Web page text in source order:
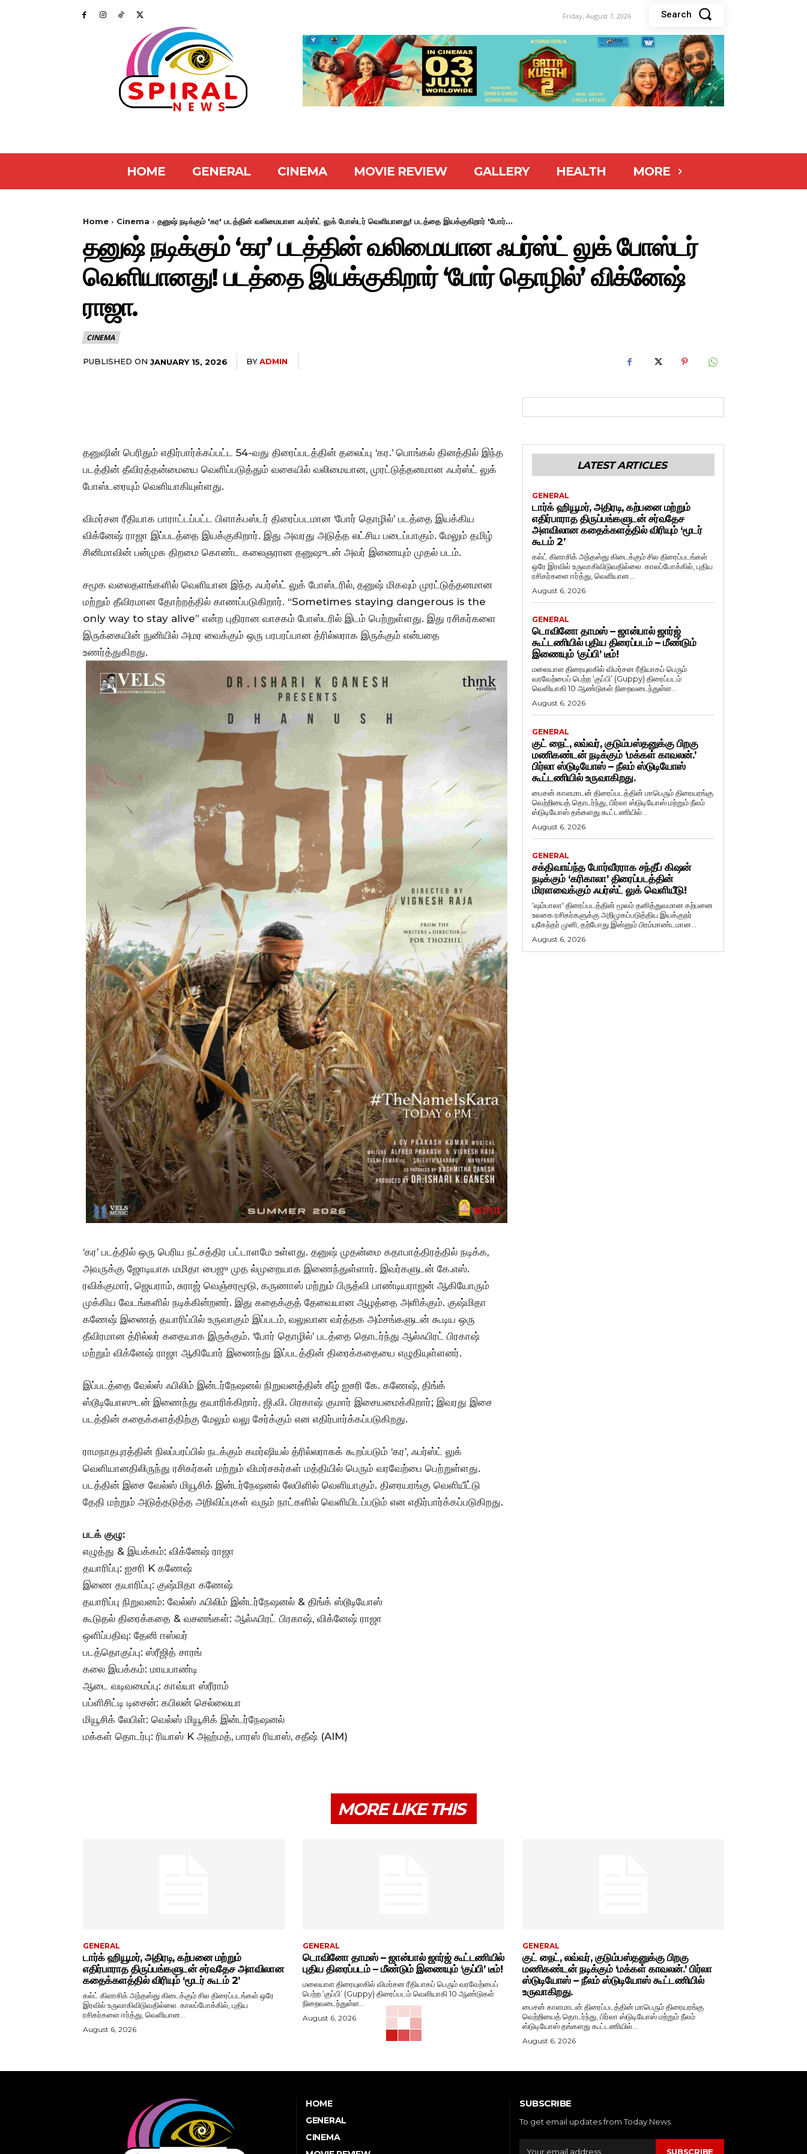
Friday, August 7, 2026 Search
HOME GENERAL CINEMA MOVIE REVIEW GALLERY HEALTH MORE
Home Cinema தனுஷ் நடிக்கும் 'கர' படத்தின் வலிமையான ஃபர்ஸ்ட் லுக் போஸ்டர் வெளியானது! படத்தை இயக்குகிறார் 'போர்...
தனுஷ் நடிக்கும் ‘கர’ படத்தின் வலிமையான ஃபர்ஸ்ட் லுக் போஸ்டர்
வெளியானது! படத்தை இயக்குகிறார் ‘போர் தொழில்’ விக்னேஷ்
ராஜா.
CINEMA
PUBLISHED ON JANUARY 15, 2026 BYADMIN
தனுஷின் பெரிதும் எதிர்பார்க்கப்பட்ட 54-வது திரைப்படத்தின் தலைப்பு ‘கர.’ பொங்கல் தினத்தில் இந்த
படத்தின் தீவிரத்தன்மையை வெளிப்படுத்தும் வகையில் வலிமையான, முரட்டுத்தனமான ஃபர்ஸ்ட் லுக்
போஸ்டரையும் வெளியாகியுள்ளது.
விமர்சன ரீதியாக பாராட்டப்பட்ட பிளாக்பஸ்டர் திரைப்படமான ‘போர் தொழில்’ படத்தை இயக்கிய
விக்னேஷ் ராஜா இப்படத்தை இயக்குகிறார். இது அவரது அடுத்த லட்சிய படைப்பாகும். மேலும் தமிழ்
சினிமாவின் பன்முக திறமை கொண்ட கலைஞரான தனுஷுடன் அவர் இணையும் முதல் படம்.
சமூக வலைதளங்களில் வெளியான இந்த ஃபர்ஸ்ட் லுக் போஸ்டரில், தனுஷ் மிகவும் முரட்டுத்தனமான
மற்றும் தீவிரமான தோற்றத்தில் காணப்படுகிறார். “Sometimes staying dangerous is the
only way to stay alive” என்ற புதிரான வாசகம் போஸ்டரில் இடம் பெற்றுள்ளது. இது ரசிகர்களை
இருக்கையின் நுனியில் அமர வைக்கும் ஒரு பரபரப்பான த்ரில்லராக இருக்கும் என்பதை
உணர்த்துகிறது.
‘கர’ படத்தில் ஒரு பெரிய நட்சத்திர பட்டாளமே உள்ளது. தனுஷ் முதன்மை கதாபாத்திரத்தில் நடிக்க,
அவருக்கு ஜோடியாக மமிதா பைஜு முத ல்முறையாக இணைந்துள்ளார். இவர்களுடன் கே.எஸ்.
ரவிக்குமார், ஜெயராம், சுராஜ் வெஞ்சரமூடு, கருணாஸ் மற்றும் பிருத்வி பாண்டியராஜன் ஆகியோரும்
முக்கிய வேடங்களில் நடிக்கின்றனர். இது கதைக்குத் தேவையான ஆழத்தை அளிக்கும். குஷ்மிதா
கணேஷ் இணைத் தயாரிப்பில் உருவாகும் இப்படம், வலுவான வர்த்தக அம்சங்களுடன் கூடிய ஒரு
தீவிரமான த்ரில்லர் கதையாக இருக்கும். ‘போர் தொழில்’ படத்தை தொடர்ந்து ஆல்ஃபிரட் பிரகாஷ்
மற்றும் விக்னேஷ் ராஜா ஆகியோர் இணைந்து இப்படத்தின் திரைக்கதையை எழுதியுள்ளனர்.
இப்படத்தை வேல்ஸ் ஃபிலிம் இன்டர்நேஷனல் நிறுவனத்தின் கீழ் ஐசரி கே. கணேஷ், திங்க்
ஸ்டூடியோஸுடன் இணைந்து தயாரிக்கிறார். ஜி.வி. பிரகாஷ் குமார் இசையமைக்கிறார்; இவரது இசை
படத்தின் கதைக்களத்திற்கு மேலும் வலு சேர்க்கும் என எதிர்பார்க்கப்படுகிறது.
ராமநாதபுரத்தின் நிலப்பரப்பில் நடக்கும் கமர்ஷியல் த்ரில்லராகக் கூறப்படும் ‘கர’, ஃபர்ஸ்ட் லுக்
வெளியானதிலிருந்து ரசிகர்கள் மற்றும் விமர்சகர்கள் மத்தியில் பெரும் வரவேற்பை பெற்றுள்ளது.
படத்தின் இசை வேல்ஸ் மியூசிக் இன்டர்நேஷனல் லேபிளில் வெளியாகும். திரையரங்கு வெளியீட்டு
தேதி மற்றும் அடுத்தடுத்த அறிவிப்புகள் வரும் நாட்களில் வெளியிடப்படும் என எதிர்பார்க்கப்படுகிறது.
படக் குழு:
எழுத்து & இயக்கம்: விக்னேஷ் ராஜா
தயாரிப்பு: ஐசரி K கணேஷ்
இணை தயாரிப்பு: குஷ்மிதா கணேஷ்
தயாரிப்பு நிறுவனம்: வேல்ஸ் ஃபிலிம் இன்டர்நேஷனல் & திங்க் ஸ்டூடியோஸ்
கூடுதல் திரைக்கதை & வசனங்கள்: ஆல்ஃபிரட் பிரகாஷ், விக்னேஷ் ராஜா
ஒளிப்பதிவு: தேனி ஈஸ்வர்
படத்தொகுப்பு: ஸ்ரீஜித் சாரங்
கலை இயக்கம்: மாயபாண்டி
ஆடை வடிவமைப்பு: காவ்யா ஸ்ரீராம்
பப்ளிசிட்டி டிசைன்: கபிலன் செல்லையா
மியூசிக் லேபிள்: வெல்ஸ் மியூசிக் இன்டர்நேஷனல்
மக்கள் தொடர்பு: ரியாஸ் K அஹ்மத், பாரஸ் ரியாஸ், சதீஷ் (AIM)
LATEST ARTICLES
GENERAL
டார்க் ஹியூமர், அதிரடி, கற்பனை மற்றும்
எதிர்பாராத திருப்பங்களுடன் சர்வதேச
அளவிலான கதைக்களத்தில் விரியும் ‘மூடர்
கூடம் 2’
கல்ட் கிளாசிக் அந்தஸ்து கிடைக்கும் சில திரைப்படங்கள்
ஒரே இரவில் உருவாகிவிடுவதில்லை. காலப்போக்கில், புதிய
ரசிகர்களை ஈர்த்து, வெளியான...
August 6, 2026
GENERAL
டொவினோ தாமஸ் – ஜான்பால் ஜார்ஜ்
கூட்டணியில் புதிய திரைப்படம் – மீண்டும்
இணையும் ‘குப்பி’ டீம்!
மலையாள திரையுலகில் விமர்சன ரீதியாகப் பெரும்
வரவேற்பைப் பெற்ற ‘குப்பி’ (Guppy) திரைப்படம்
வெளியாகி 10 ஆண்டுகள் நிறைவடைந்துள்ள...
August 6, 2026
GENERAL
குட் நைட், லவ்வர், குடும்பஸ்தனுக்கு பிறகு
மணிகண்டன் நடிக்கும் ‘மக்கள் காவலன்.’
பிர்லா ஸ்டுடியோஸ் – நீலம் ஸ்டுடியோஸ்
கூட்டணியில் உருவாகிறது.
பைசன் காளமாடன் திரைப்படத்தின் மாபெரும் திரையரங்கு
வெற்றியைத் தொடர்ந்து, பிர்லா ஸ்டுடியோஸ் மற்றும் நீலம்
ஸ்டுடியோஸ் தங்களது கூட்டணியில்...
August 6, 2026
GENERAL
சக்திவாய்ந்த போர்வீரராக சந்தீப் கிஷன்
நடிக்கும் ‘கரிகாலா’ திரைப்படத்தின்
மிரளவைக்கும் ஃபர்ஸ்ட் லுக் வெளியீடு!
'ஷம்பாலா' திரைப்படத்தின் மூலம் தனித்துவமான கற்பனை
உலகை ரசிகர்களுக்கு அறிமுகப்படுத்திய இயக்குநர்
யுகேந்தர் முனி, தற்போது இன்னும் பிரம்மாண்டமான...
August 6, 2026
MORE LIKE THIS
GENERAL
டார்க் ஹியூமர், அதிரடி, கற்பனை மற்றும்
எதிர்பாராத திருப்பங்களுடன் சர்வதேச அளவிலான
கதைக்களத்தில் விரியும் ‘மூடர் கூடம் 2’
கல்ட் கிளாசிக் அந்தஸ்து கிடைக்கும் சில திரைப்படங்கள் ஒரே
இரவில் உருவாகிவிடுவதில்லை. காலப்போக்கில், புதிய
ரசிகர்களை ஈர்த்து, வெளியான...
August 6, 2026
GENERAL
டொவினோ தாமஸ் – ஜான்பால் ஜார்ஜ் கூட்டணியில்
புதிய திரைப்படம் – மீண்டும் இணையும் ‘குப்பி’ டீம்!
மலையாள திரையுலகில் விமர்சன ரீதியாகப் பெரும் வரவேற்பைப்
பெற்ற ‘குப்பி’ (Guppy) திரைப்படம் வெளியாகி 10 ஆண்டுகள்
நிறைவடைந்துள்ள...
August 6, 2026
GENERAL
குட் நைட், லவ்வர், குடும்பஸ்தனுக்கு பிறகு
மணிகண்டன் நடிக்கும் ‘மக்கள் காவலன்.’ பிர்லா
ஸ்டுடியோஸ் – நீலம் ஸ்டுடியோஸ் கூட்டணியில்
உருவாகிறது.
பைசன் காளமாடன் திரைப்படத்தின் மாபெரும் திரையரங்கு
வெற்றியைத் தொடர்ந்து, பிர்லா ஸ்டுடியோஸ் மற்றும் நீலம்
ஸ்டுடியோஸ் தங்களது கூட்டணியில்...
August 6, 2026
HOME
GENERAL
CINEMA
SUBSCRIBE
To get email updates from Today News.
SUBSCRIBE